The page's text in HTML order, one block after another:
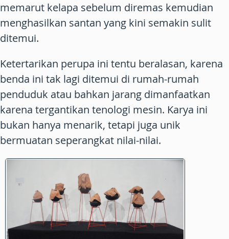
memarut kelapa sebelum diremas kemudian
menghasilkan santan yang kini semakin sulit
ditemui.
Ketertarikan perupa ini tentu beralasan, karena
benda ini tak lagi ditemui di rumah-rumah
penduduk atau bahkan jarang dimanfaatkan
karena tergantikan tenologi mesin. Karya ini
bukan hanya menarik, tetapi juga unik
bermuatan seperangkat nilai-nilai.